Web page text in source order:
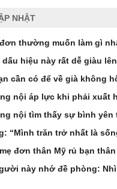
NHẬT
thường muốn làm gì
hiệu này rất dễ giàu
cần có để về già không
nội áp lực khi phải xuất
nội tìm thấy sự bình yên
“Mình trăn trở nhất là
đơn thân Mỹ rủ bạn
này nhớ đề phòng: